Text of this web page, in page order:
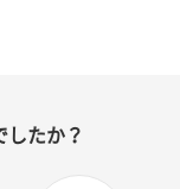
したか？